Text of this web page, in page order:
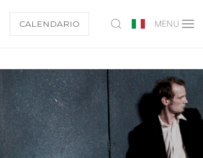
CALENDARIO MENU